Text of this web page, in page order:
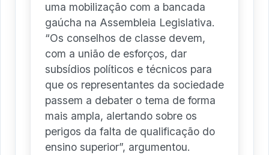
uma mobilização com a bancada
gaúcha na Assembleia Legislativa.
“Os conselhos de classe devem,
com a união de esforços, dar
subsídios políticos e técnicos para
que os representantes da sociedade
passem a debater o tema de forma
mais ampla, alertando sobre os
perigos da falta de qualificação do
ensino superior”, argumentou.